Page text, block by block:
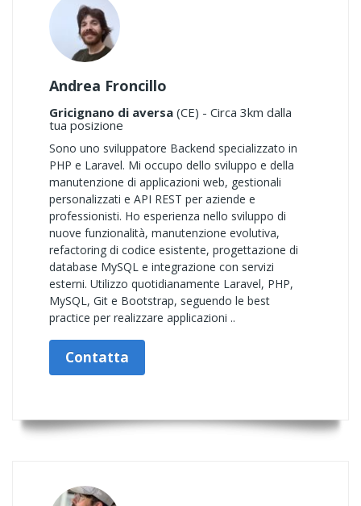
Andrea Froncillo
Gricignano di aversa (CE) - Circa 3km dalla
tua posizione
Sono uno sviluppatore Backend specializzato in
PHP e Laravel. Mi occupo dello sviluppo e della
manutenzione di applicazioni web, gestionali
personalizzati e API REST per aziende e
professionisti. Ho esperienza nello sviluppo di
nuove funzionalità, manutenzione evolutiva,
refactoring di codice esistente, progettazione di
database MySQL e integrazione con servizi
esterni. Utilizzo quotidianamente Laravel, PHP,
MySQL, Git e Bootstrap, seguendo le best
practice per realizzare applicazioni ..
Contatta